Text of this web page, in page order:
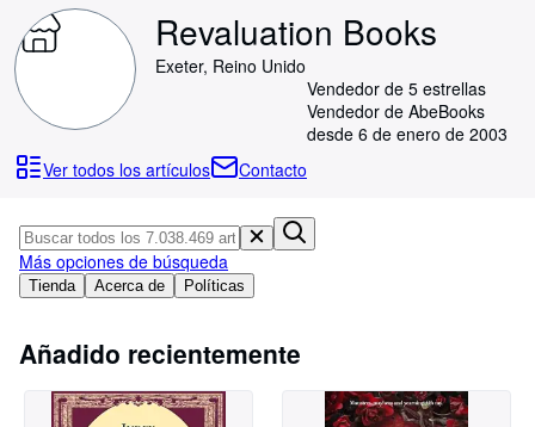
Mi cuenta
Consultar mis pedidos
Cerrar sesión
Colecciones
Libros antiguos
Arte y coleccionismo
Vendedores
Comenzar a vender
Ayuda
Revaluation Books
Exeter, Reino Unido
Vendedor de 5 estrellas
Vendedor de AbeBooks
desde 6 de enero de 2003
Ver todos los artículos
Contacto
Tienda Acerca de Políticas
Más opciones de búsqueda
Añadido recientemente